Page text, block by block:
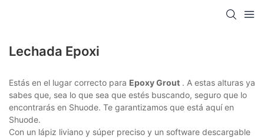
Lechada Epoxi
Estás en el lugar correcto para Epoxy Grout . A estas alturas ya
sabes que, sea lo que sea que estés buscando, seguro que lo
encontrarás en Shuode. Te garantizamos que está aquí en
Shuode.
Con un lápiz liviano y súper preciso y un software descargable